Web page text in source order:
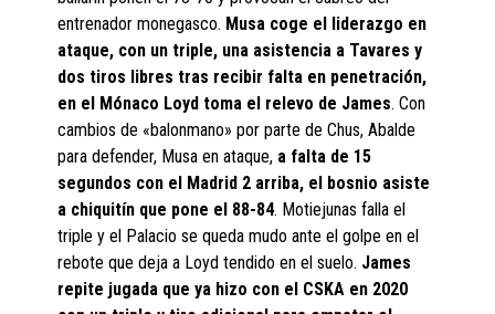
entrenador monegasco. Musa coge el liderazgo en
ataque, con un triple, una asistencia a Tavares y
dos tiros libres tras recibir falta en penetración,
en el Mónaco Loyd toma el relevo de James. Con
cambios de «balonmano» por parte de Chus, Abalde
para defender, Musa en ataque, a falta de 15
segundos con el Madrid 2 arriba, el bosnio asiste
a chiquitín que pone el 88-84. Motiejunas falla el
triple y el Palacio se queda mudo ante el golpe en el
rebote que deja a Loyd tendido en el suelo. James
repite jugada que ya hizo con el CSKA en 2020